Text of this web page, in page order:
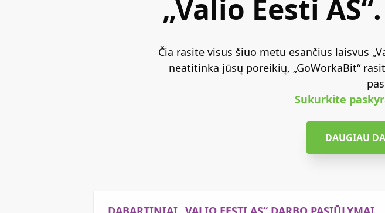
„Valio Eesti AS“.
Čia rasite visus šiuo metu esančius laisvus
neatitinka jūsų poreikių, „GoWorkaBit“
Sukurkite
DAUGIAU